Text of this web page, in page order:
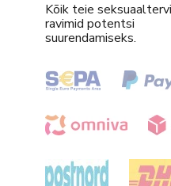
Kõik teie
ravimid potentsi
suurendamiseks.